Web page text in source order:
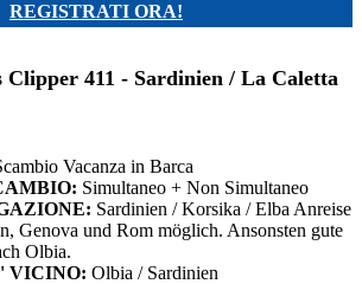
REGISTRATI ORA!
Clipper 411 - Sardinien / La Caletta
Vacanza in Barca
Simultaneo + Non Simultaneo
Sardinien / Korsika / Elba Anreise
Genova und Rom möglich. Ansonsten gute
Olbia.
VICINO: Olbia / Sardinien